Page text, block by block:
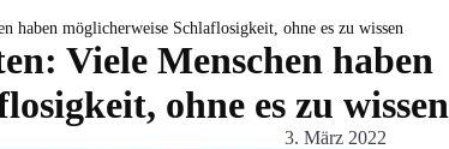
haben möglicherweise Schlaflosigkeit, ohne es zu wissen
Viele Menschen haben
ohne es zu wissen
3. März 2022